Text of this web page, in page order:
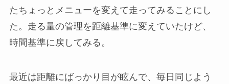
たちょっとメニューを変えて走ってみることにし
た。走る量の管理を距離基準に変えていたけど、
時間基準に戻してみる。
最近は距離にばっかり目が眩んで、毎日同じよう